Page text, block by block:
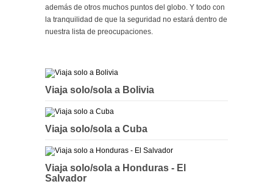
además de otros muchos puntos del globo. Y todo con
la tranquilidad de que la seguridad no estará dentro de
nuestra lista de preocupaciones.
Viaja solo/sola a Bolivia
Viaja solo/sola a Cuba
Viaja solo/sola a Honduras - El
Salvador